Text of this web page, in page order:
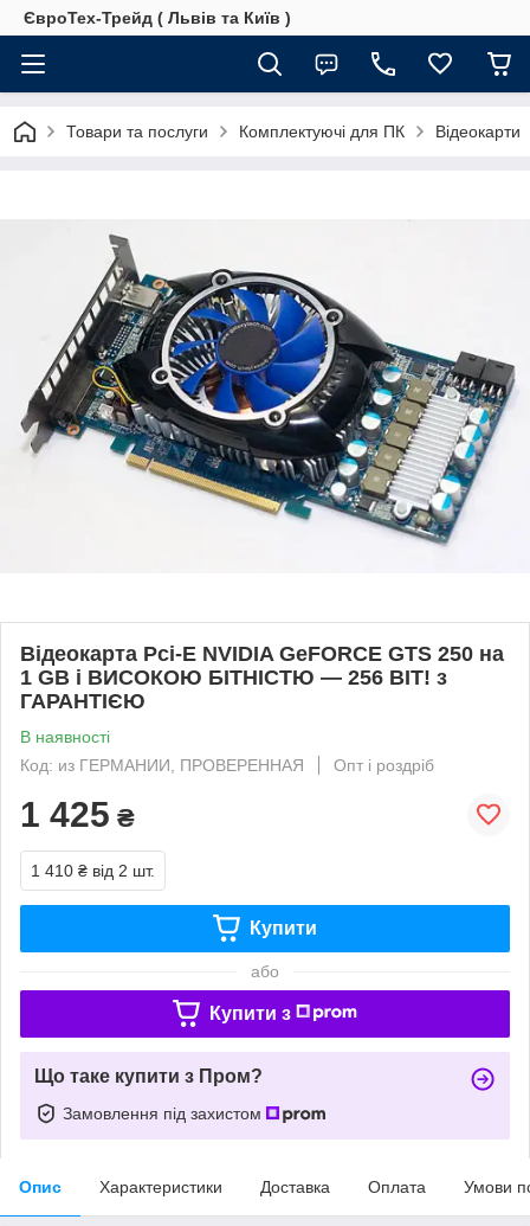
ЄвроТех-Трейд ( Львів та Київ )
Товари та послуги Комплектуючі для ПК Відеокарти
Відеокарта Pci-E NVIDIA GeFORCE GTS 250 на
1 GB і ВИСОКОЮ БІТНІСТЮ — 256 BIT! з
ГАРАНТІЄЮ
В наявності
Код: из ГЕРМАНИИ, ПРОВЕРЕННАЯ
Опт і роздріб
1 425 ₴
1 410 ₴ від 2 шт.
Купити
або
Купити з
Що таке купити з Пром?
Замовлення під захистом
Опис Характеристики Доставка Оплата Умови